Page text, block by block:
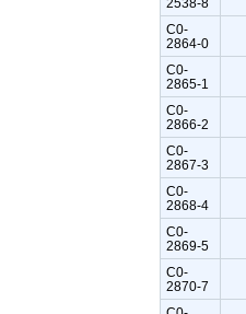
C0-
2864-0
C0-
2865-1
C0-
2866-2
C0-
2867-3
C0-
2868-4
C0-
2869-5
C0-
2870-7